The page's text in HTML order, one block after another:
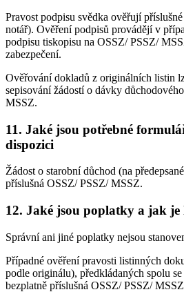
Pravost podpisu svědka ověřují
notář). Ověření podpisů provádějí v
podpisu tiskopisu na OSSZ/ PSSZ/
zabezpečení.
Ověřování dokladů z originálních listin
sepisování žádostí o dávky
MSSZ.
11. Jaké jsou potřebné
dispozici
Žádost o starobní důchod (na
příslušná OSSZ/ PSSZ/ MSSZ.
12. Jaké jsou poplatky a jak je
Správní ani jiné poplatky nejsou
Případné ověření pravosti listinných
podle originálu), předkládaných spolu
bezplatně příslušná OSSZ/ PSSZ/